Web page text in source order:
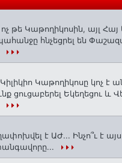
թե Կաթողիկոսին, այլ
հնչեցրել են
Կաթողիկոսը կոչ է
ցուցաբերել Եկեղեցու և
է ԱԺ... Ինչո՞ւ է